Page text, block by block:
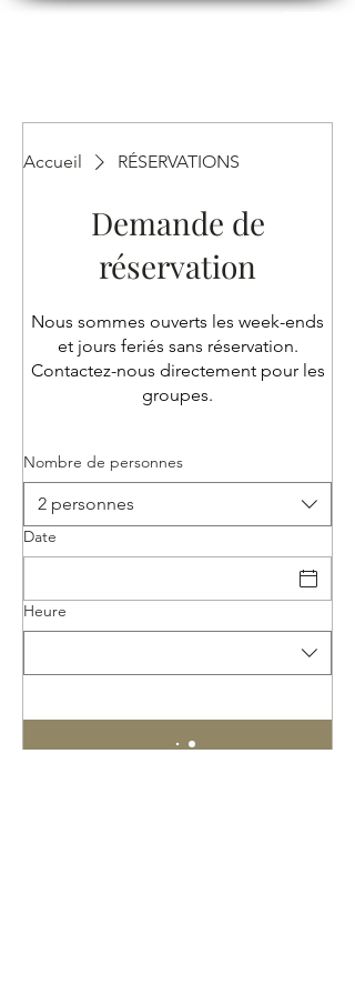
Accueil RÉSERVATIONS
Demande de
réservation
Nous sommes ouverts les week-ends
et jours feriés sans réservation.
Contactez-nous directement pour les
groupes.
Nombre de personnes
2 personnes
Date
Heure